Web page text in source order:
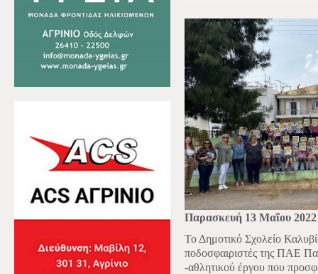
Παρασκευή 13 Μαΐου 2022
Το Δημοτικό Σχολείο
ποδοσφαιριστές της ΠΑΕ
-αθλητικού έργου που